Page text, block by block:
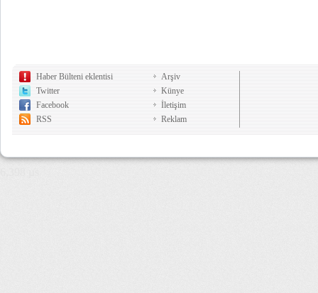
Haber Bülteni eklentisi
Twitter
Facebook
RSS
Arşiv
Künye
İletişim
Reklam